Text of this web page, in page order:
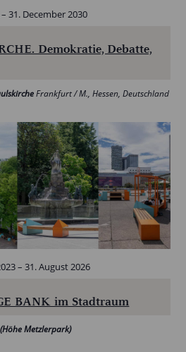
Demokratie, Debatte,
–31. December 2030
Frankfurt / M., Hessen, Deutschland
BANK im Stadtraum
–31. August 2026
Metzlerpark)